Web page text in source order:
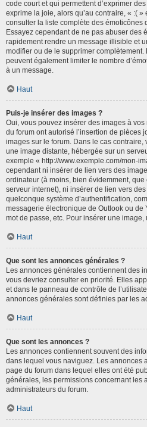
code court et qui permettent d’exprimer
exprime la joie, alors qu’au contraire, « :(
consulter la liste complète des émoticônes
Essayez cependant de ne pas abuser des
rapidement rendre un message illisible et
modifier ou de le supprimer
peuvent également limiter le nombre
à un message.
Haut
Puis-je insérer des images ?
Oui, vous pouvez insérer des images à
du forum ont autorisé l’insertion de pièces
images sur le forum. Dans le cas
une image distante, hébergée sur un
exemple « http://www.exemple.com/mon-
cependant ni insérer de lien vers des
ordinateur (à moins, bien évidemment,
serveur internet), ni insérer de lien vers
quelconque système d’authentification,
messagerie électronique de Outlook ou de
mot de passe, etc. Pour insérer une image,
Haut
Que sont les annonces générales ?
Les annonces générales contiennent des
vous devriez consulter en priorité. Elles
et dans le panneau de contrôle de
annonces générales sont définies par les
Haut
Que sont les annonces ?
Les annonces contiennent souvent des
dans lequel vous naviguez. Les annonces
page du forum dans lequel elles ont été
générales, les permissions concernant les
administrateurs du forum.
Haut